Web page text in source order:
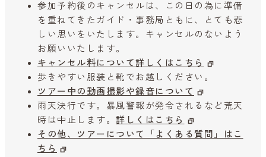
参加予約後のキャンセルは、この日の為に準備
を重ねてきたガイド・事務局ともに、とても悲
しい思いをいたします。キャンセルのないよう
お願いいたします。
キャンセル料について詳しくはこちら
歩きやすい服装と靴でお越しください。
ツアー中の動画撮影や録音について
雨天決行です。暴風警報が発令されるなど荒天
時は中止します。 詳しくはこちら
その他、ツアーについて「よくある質問」はこ
ちら